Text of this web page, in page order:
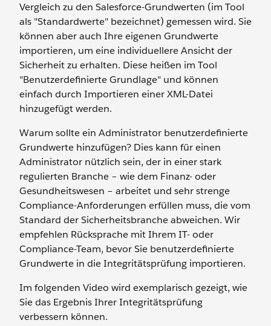
Vergleich zu den Salesforce-Grundwerten (im Tool
als "Standardwerte" bezeichnet) gemessen wird. Sie
können aber auch Ihre eigenen Grundwerte
importieren, um eine individuellere Ansicht der
Sicherheit zu erhalten. Diese heißen im Tool
"Benutzerdefinierte Grundlage" und können
einfach durch Importieren einer XML-Datei
hinzugefügt werden.
Warum sollte ein Administrator benutzerdefinierte
Grundwerte hinzufügen? Dies kann für einen
Administrator nützlich sein, der in einer stark
regulierten Branche – wie dem Finanz- oder
Gesundheitswesen – arbeitet und sehr strenge
Compliance-Anforderungen erfüllen muss, die vom
Standard der Sicherheitsbranche abweichen. Wir
empfehlen Rücksprache mit Ihrem IT- oder
Compliance-Team, bevor Sie benutzerdefinierte
Grundwerte in die Integritätsprüfung importieren.
Im folgenden Video wird exemplarisch gezeigt, wie
Sie das Ergebnis Ihrer Integritätsprüfung
verbessern können.